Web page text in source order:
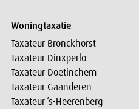
Woningtaxatie
Taxateur Bronckhorst
Taxateur Dinxperlo
Taxateur Doetinchem
Taxateur Gaanderen
Taxateur ‘s-Heerenberg